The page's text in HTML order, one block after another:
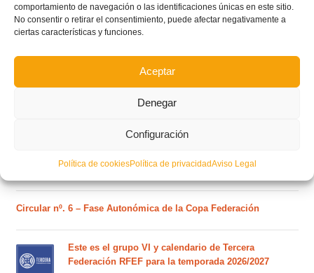
comportamiento de navegación o las identificaciones únicas en este sitio.
No consentir o retirar el consentimiento, puede afectar negativamente a
ciertas características y funciones.
Aceptar
Denegar
Configuración
Política de cookiesPolítica de privacidadAviso Legal
en el embajador de la Comunitat Valenciana
Estos son los dos grupos y calendarios de Lliga
Circular nº. 7 – IV Supercopa Comunitat FFCV Futsal
Circular nº. 6 – Fase Autonómica de la Copa Federación
Este es el grupo VI y calendario de Tercera
Federación RFEF para la temporada 2026/2027